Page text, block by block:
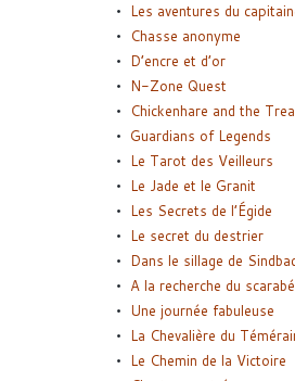
Les aventures du
Chasse anonyme
D’encre et d’or
N-Zone Quest
Chickenhare and the
Guardians of Legends
Le Tarot des Veilleurs
Le Jade et le Granit
Les Secrets de l’Égide
Le secret du destrier
Dans le sillage de
A la recherche du
Une journée fabuleuse
La Chevalière du
Le Chemin de la Victoire